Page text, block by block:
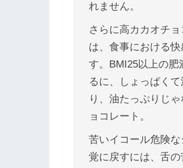
れません。
さらに高カカオチ
は、食事における
す。BMI25以上の
るに、しょっぱく
り、油たっぷりじ
ョコレート。
苦いイコール危険
覚に戻すには、舌